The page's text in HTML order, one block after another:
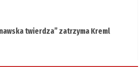
twierdza” zatrzyma Kreml